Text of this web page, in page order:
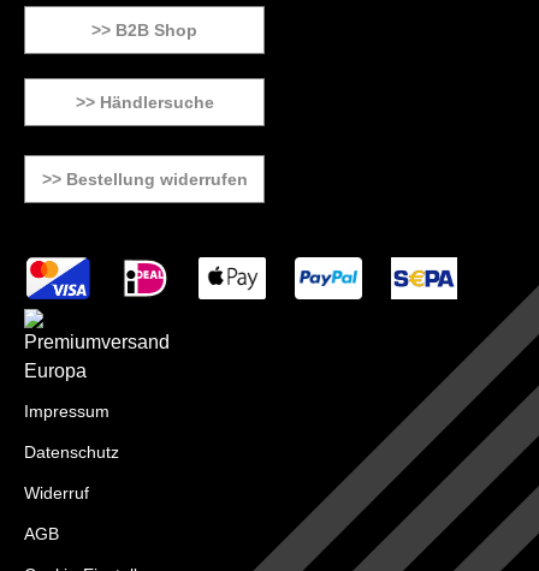
>> B2B Shop
>> Händlersuche
>> Bestellung widerrufen
Impressum
Datenschutz
Widerruf
AGB